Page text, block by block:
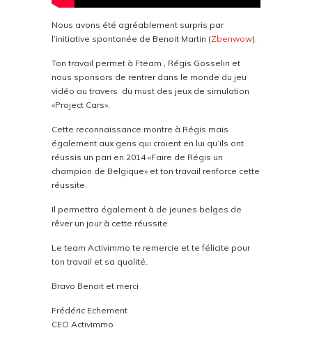
Nous avons été agréablement surpris par
l’initiative spontanée de Benoit Martin (Zbenwow).
Ton travail permet à Fteam , Régis Gosselin et
nous sponsors de rentrer dans le monde du jeu
vidéo au travers du must des jeux de simulation
«Project Cars».
Cette reconnaissance montre à Régis mais
également aux gens qui croient en lui qu’ils ont
réussis un pari en 2014 «Faire de Régis un
champion de Belgique» et ton travail renforce cette
réussite.
Il permettra également à de jeunes belges de
rêver un jour à cette réussite
Le team Activimmo te remercie et te félicite pour
ton travail et sa qualité.
Bravo Benoit et merci
Frédéric Echement
CEO Activimmo